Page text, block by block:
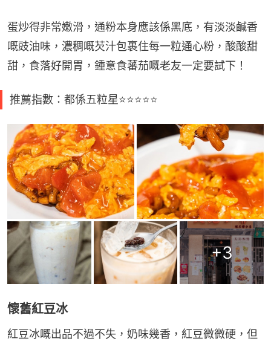
蛋炒得非常嫩滑，通粉本身應該係黑底，有淡淡鹹香
嘅豉油味，濃稠嘅芡汁包裹住每一粒通心粉，酸酸甜
甜，食落好開胃，鍾意食蕃茄嘅老友一定要試下！
推薦指數：都係五粒星⭐️⭐️⭐️⭐️⭐️
+3
懷舊紅豆冰
紅豆冰嘅出品不過不失，奶味幾香，紅豆微微硬，但